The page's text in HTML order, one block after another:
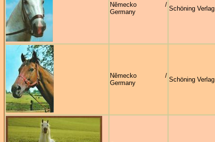
Německo /
Germany
Schöning Verlag
Německo /
Germany
Schöning Verlag